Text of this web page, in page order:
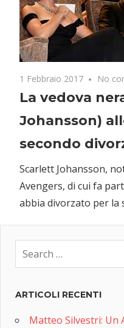
1 Febbraio 2017 No
La vedova
Johansson)
secondo
Scarlett Johansson,
Avengers, di cui fa
abbia divorzato per la
ARTICOLI RECENTI
Matteo Silvestri: Un